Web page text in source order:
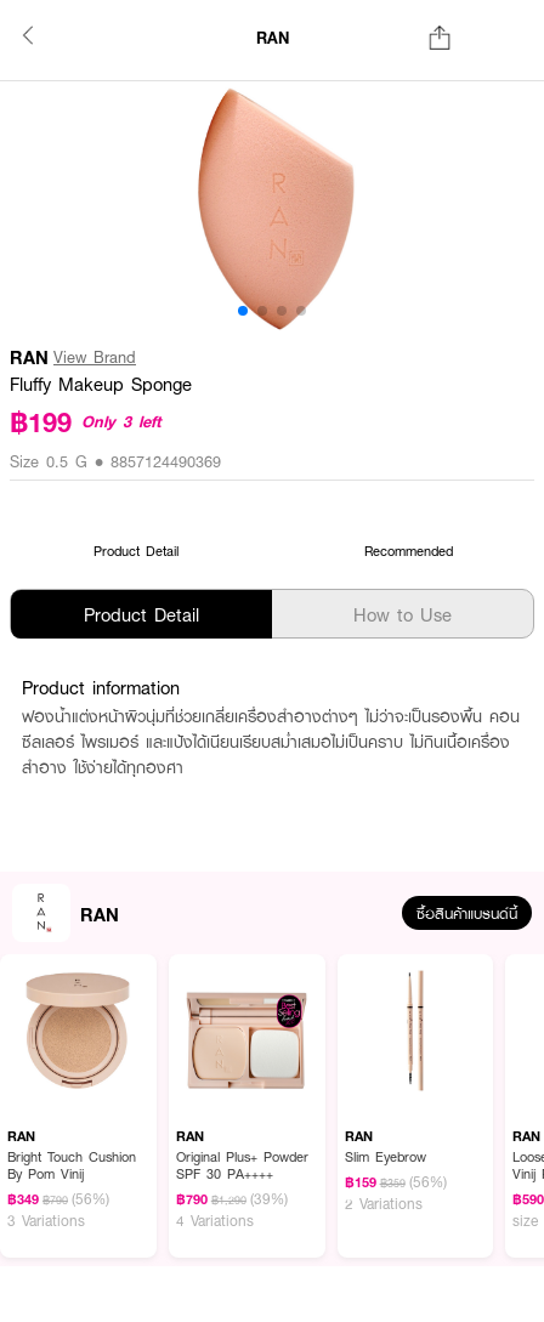
RAN
RAN View Brand
Fluffy Makeup Sponge
฿199 Only 3 left
Size 0.5 G • 8857124490369
Product Detail Recommended
Product Detail How to Use
Product information
ฟองน้ำแต่งหน้าผิวนุ่มที่ช่วยเกลี่ยเครื่องสำอางต่างๆ ไม่ว่าจะเป็นรองพื้น คอน
ซีลเลอร์ ไพรเมอร์ และแป้งได้เนียนเรียบสม่ำเสมอไม่เป็นคราบ ไม่กินเนื้อเครื่อง
สำอาง ใช้ง่ายได้ทุกองศา
RAN ซื้อสินค้าแบรนด์นี้
RAN
Bright Touch Cushion
By Pom Vinij
฿349 ฿790 (56%)
3 Variations
RAN
Original Plus+ Powder
SPF 30 PA++++
฿790 ฿1,290 (39%)
4 Variations
RAN
Slim Eyebrow
฿159 ฿359 (56%)
2 Variations
RAN
Vinij
฿590
size